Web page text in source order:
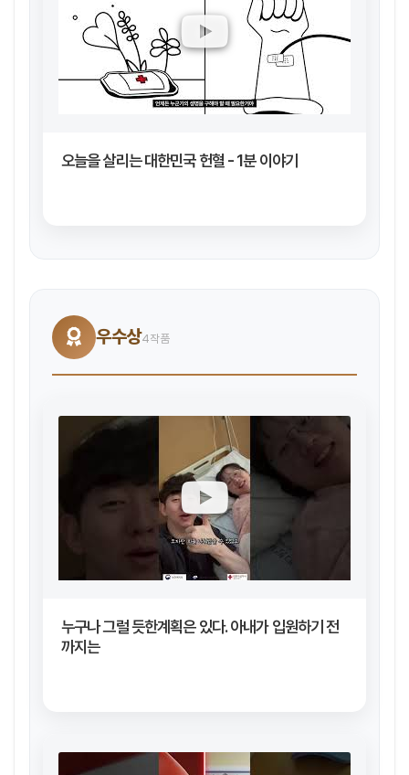
오늘을 살리는 대한민국 헌혈 - 1분 이야기
우수상4작품
누구나 그럴 듯한계획은 있다. 아내가 입원하기 전
까지는